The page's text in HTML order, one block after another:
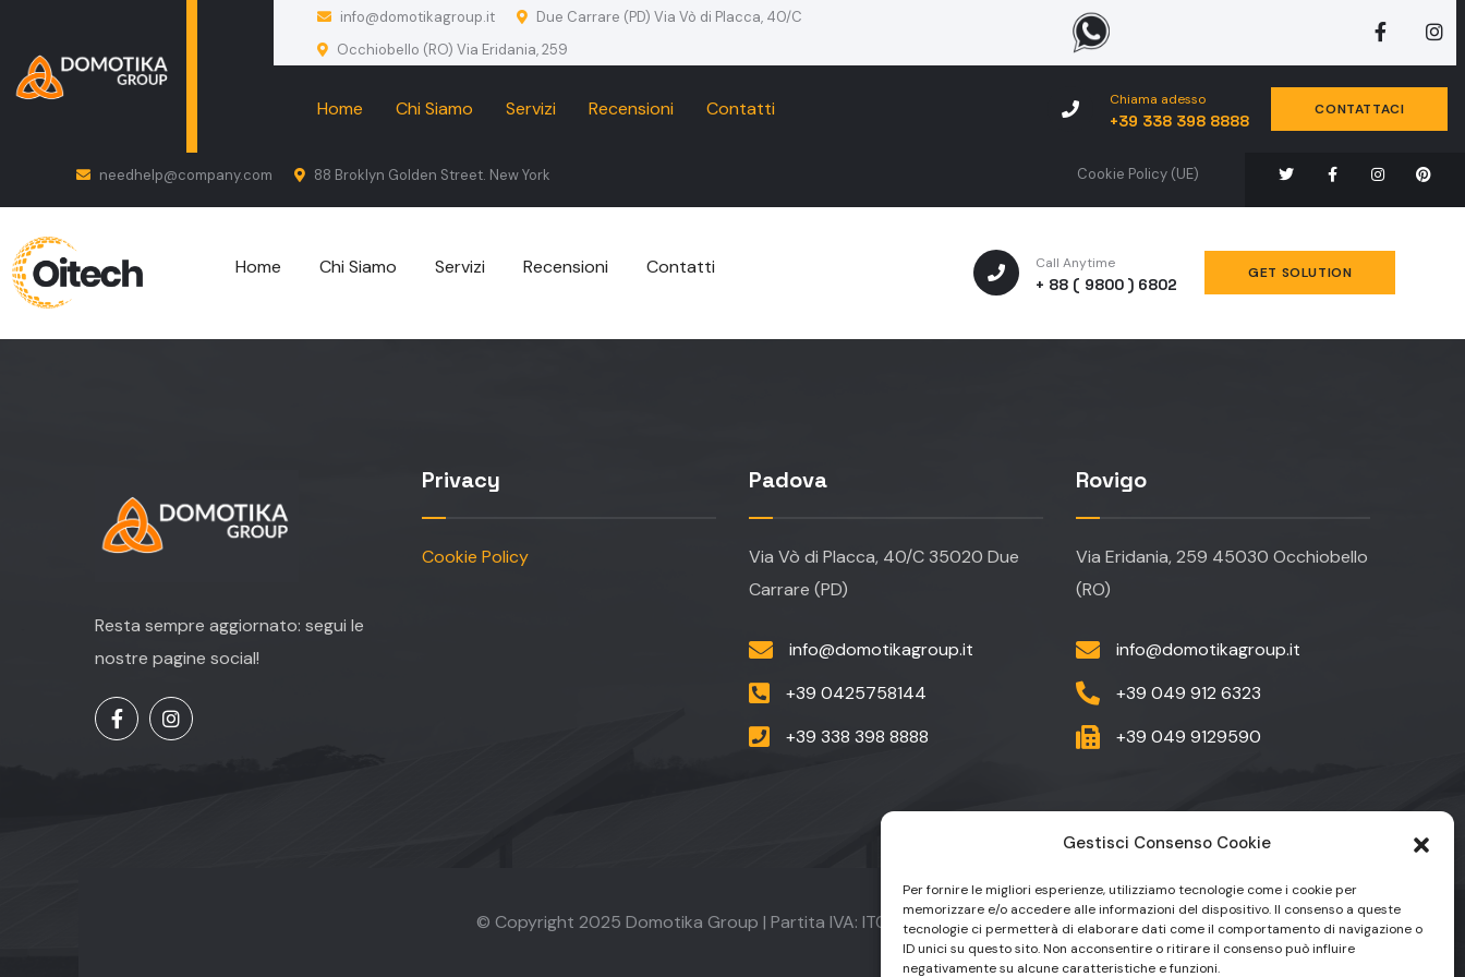
Gestisci Consenso Cookie
Per fornire le migliori esperienze, utilizziamo tecnologie come i cookie per
memorizzare e/o accedere alle informazioni del dispositivo. Il consenso a queste
tecnologie ci permetterà di elaborare dati come il comportamento di navigazione o
ID unici su questo sito. Non acconsentire o ritirare il consenso può influire
negativamente su alcune caratteristiche e funzioni.
info@domotikagroup.it
Due Carrare (PD) Via Vò di Placca, 40/C
Occhiobello (RO) Via Eridania, 259
Home Chi Siamo Servizi Recensioni Contatti Chiama adesso
+39 338 398 8888
CONTATTACI
needhelp@company.com 88 Broklyn Golden Street. New York Cookie Policy (UE)
Home Chi Siamo Servizi Recensioni Contatti Call Anytime
+ 88 ( 9800 ) 6802
GET SOLUTION
Resta sempre aggiornato: segui le
nostre pagine social!
Privacy
Cookie Policy
Padova
Via Vò di Placca, 40/C 35020 Due
Carrare (PD)
info@domotikagroup.it
+39 0425758144
+39 338 398 8888
Rovigo
Via Eridania, 259 45030 Occhiobello
(RO)
info@domotikagroup.it
+39 049 912 6323
+39 049 9129590
© Copyright 2025 Domotika Group | Partita IVA: IT04233500281